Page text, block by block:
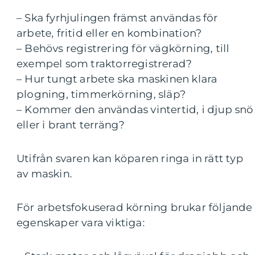
– Ska fyrhjulingen främst användas för
arbete, fritid eller en kombination?
– Behövs registrering för vägkörning, till
exempel som traktorregistrerad?
– Hur tungt arbete ska maskinen klara
plogning, timmerkörning, släp?
– Kommer den användas vintertid, i djup snö
eller i brant terräng?
Utifrån svaren kan köparen ringa in rätt typ
av maskin.
För arbetsfokuserad körning brukar följande
egenskaper vara viktiga: